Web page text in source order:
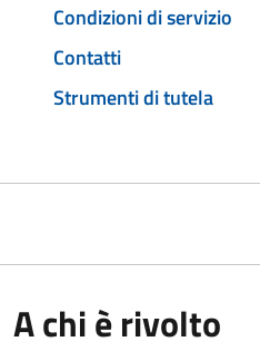
Condizioni di servizio
Contatti
Strumenti di tutela
A chi è rivolto